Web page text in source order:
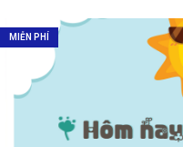
MIỄN PHÍ